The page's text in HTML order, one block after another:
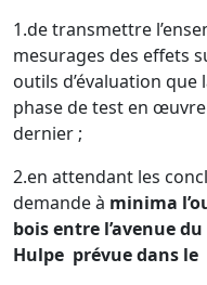
1.de transmettre
mesurages des effets
outils d’évaluation
phase de test en
dernier ;
2.en attendant les
demande à minima
bois entre l’avenue
Hulpe prévue dans le